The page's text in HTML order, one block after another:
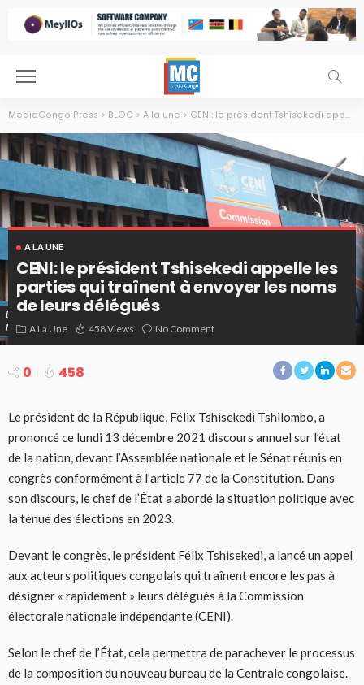
MediaCongo Press > BLOG > A la une > CENI: le président Tshisekedi appelle les parties qui traînent à envoyer les noms de leurs délégués
A LA UNE
CENI: le président Tshisekedi appelle les
parties qui traînent à envoyer les noms
de leurs délégués
A La Une 458 Views No Comment
DRC Kinshasa 28th of November 2011. Elections Day, Voting Day and Ballots counting.
MONUSCO / Myriam Asmani
0 458
Le président de la République, Félix Tshisekedi Tshilombo, a
prononcé ce lundi 13 décembre 2021 discours annuel sur l’état
de la nation, devant l’Assemblée nationale et le Sénat réunis en
congrès conformément à l’article 77 de la Constitution. Dans
son discours, le chef de l’État a abordé la situation politique avec
la tenue des élections en 2023.
Devant le congrès, le président Félix Tshisekedi, a lancé un appel
aux acteurs politiques congolais qui traînent encore les pas à
désigner « rapidement » leurs délégués à la Commission
électorale nationale indépendante (CENI).
Selon le chef de l’État, cela permettra de parachever le processus
de la composition du nouveau bureau de la Centrale congolaise.